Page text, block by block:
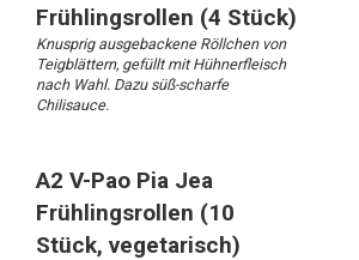
Frühlingsrollen (4 Stück)
Knusprig ausgebackene Röllchen von
Teigblättern, gefüllt mit Hühnerfleisch
nach Wahl. Dazu süß-scharfe
Chilisauce.
A2 V-Pao Pia Jea
Frühlingsrollen (10
Stück, vegetarisch)